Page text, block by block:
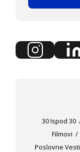
30 Ispod 30
Filmovi
Poslovne Vesti